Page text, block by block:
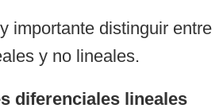
importante distinguir entre
y no lineales.
diferenciales lineales